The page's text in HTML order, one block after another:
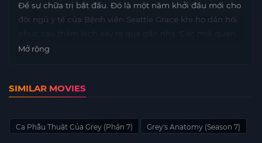
Để sự chữa trị bắt đầu. Đó là một năm khởi đầu mới cho
đội ngũ y tế của Bệnh viện Seattle Grace khi họ dần hồi
hệ mới xuất hiện và các cam kết mạnh mẽ nhất được
những kịch tính ly kỳ giữa các bác sĩ tìm cách sống sót
Mở rộng
SIMILAR MOVIES
Ca Phẫu Thuật Của Grey (Phần 7) Grey's Anatomy (Season 7)